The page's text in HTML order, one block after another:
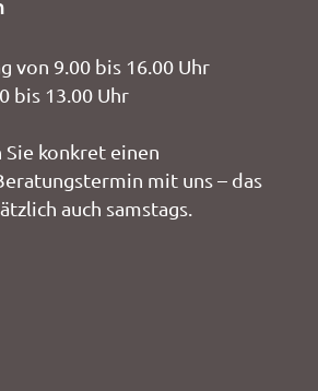
von 9.00 bis 16.00 Uhr
bis 13.00 Uhr
konkret einen
mit uns – das
auch samstags.